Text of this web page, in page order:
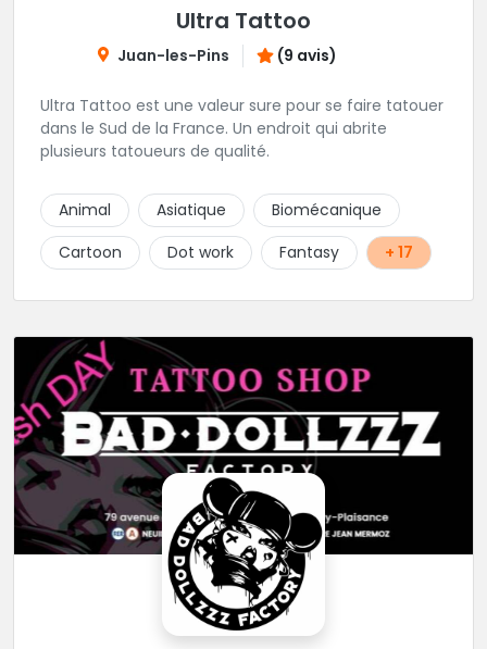
Ultra Tattoo
Juan-les-Pins (9 avis)
Ultra Tattoo est une valeur sure pour se faire tatouer
dans le Sud de la France. Un endroit qui abrite
plusieurs tatoueurs de qualité.
Animal Asiatique
Biomécanique
Cartoon
Dot work Fantasy + 17